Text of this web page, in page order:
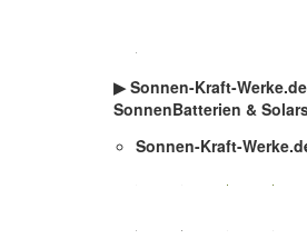
▶︎ Sonnen-Kraft-
SonnenBatterien &
Sonnen-Kraft-